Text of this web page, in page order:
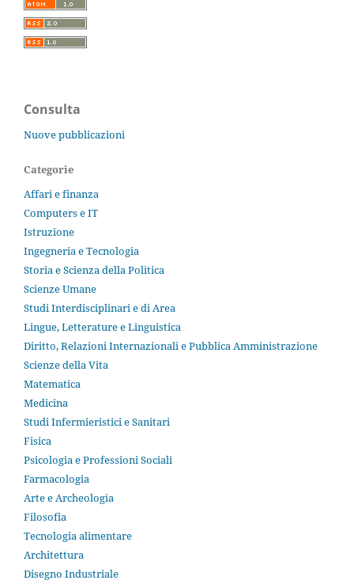
Consulta
Nuove pubblicazioni
Categorie
Affari e finanza
Computers e IT
Istruzione
Ingegneria e Tecnologia
Storia e Scienza della Politica
Scienze Umane
Studi Interdisciplinari e di Area
Lingue, Letterature e Linguistica
Diritto, Relazioni Internazionali e Pubblica Amministrazione
Scienze della Vita
Matematica
Medicina
Studi Infermieristici e Sanitari
Fisica
Psicologia e Professioni Sociali
Farmacologia
Arte e Archeologia
Filosofia
Tecnologia alimentare
Architettura
Disegno Industriale